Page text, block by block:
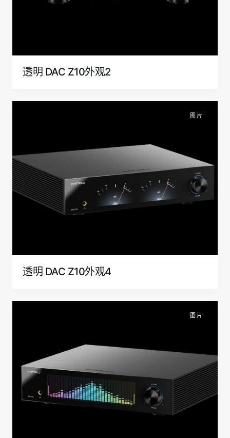
透明 DAC Z10外观2
图片
透明 DAC Z10外观4
图片